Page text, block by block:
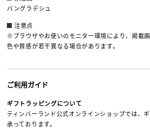
バングラデシュ
注意点
※ブラウザやお使いのモニター環境により、掲載
色や質感が若干異なる場合があります。
ご利用ガイド
ギフトラッピングについて
ティンバーランド公式オンラインショップでは、
承っております。